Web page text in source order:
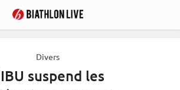
Divers
suspend les